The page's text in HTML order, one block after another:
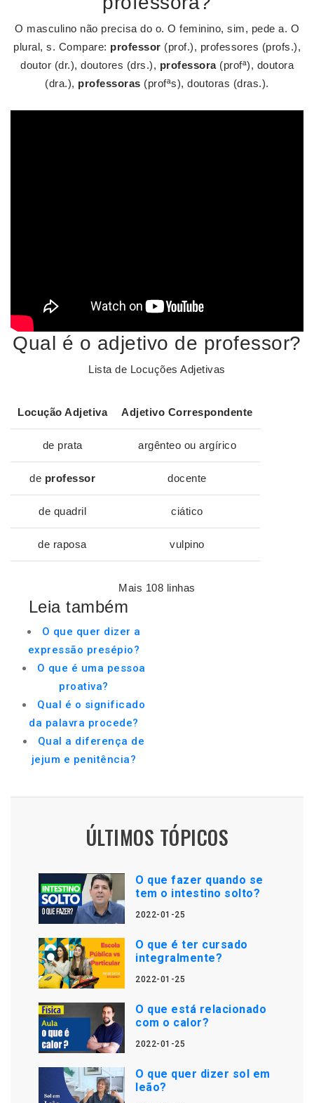
O masculino não precisa do o. O feminino, sim, pede a. O
plural, s. Compare: professor (prof.), professores (profs.),
doutor (dr.), doutores (drs.), professora(profª), doutora
(dra.), professoras (profªs), doutoras (dras.).
Qual é o adjetivo de professor?
Lista de Locuções Adjetivas
Locução Adjetiva Adjetivo Correspondente
de prata argênteo ou argírico
de professor docente
de quadril ciático
de raposa vulpino
Mais 108 linhas
Leia também
O que quer dizer a
expressão presépio?
O que é uma pessoa
proativa?
Qual é o significado
da palavra procede?
Qual a diferença de
jejum e penitência?
ÚLTIMOS TÓPICOS
O que fazer quando se
tem o intestino solto?
2022-01-25
O que é ter cursado
integralmente?
2022-01-25
O que está relacionado
com o calor?
2022-01-25
O que quer dizer sol em
leão?